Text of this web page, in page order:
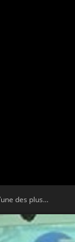
des plus...